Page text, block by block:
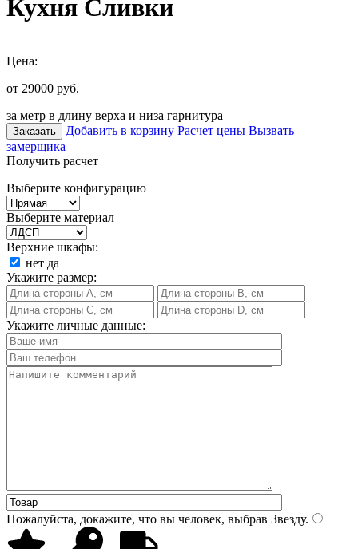
Кухня Сливки
Цена:
от 29000 руб.
за метр в длину верха и низа гарнитура
Заказать Добавить в корзину Расчет цены Вызвать
замерщика
Получить расчет
Выберите конфигурацию
Выберите материал
Верхние шкафы:
нет да
Укажите размер:
Укажите личные данные:
Пожалуйста, докажите, что вы человек, выбрав Звезду.